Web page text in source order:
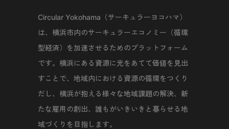
Circular Yokohama（サーキュラーヨコハマ）
は、横浜市内のサーキュラーエコノミー（循環
型経済）を加速させるためのプラットフォーム
です。横浜にある資源に光をあてて価値を見出
すことで、地域内における資源の循環をつくり
だし、横浜が抱える様々な地域課題の解決、新
たな雇用の創出、誰もがいきいきと暮らせる地
域づくりを目指します。